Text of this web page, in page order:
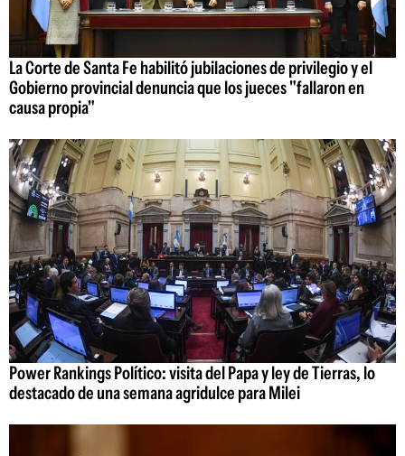
La Corte de Santa Fe habilitó jubilaciones de privilegio y el
Gobierno provincial denuncia que los jueces "fallaron en
causa propia"
Power Rankings Político: visita del Papa y ley de Tierras, lo
destacado de una semana agridulce para Milei